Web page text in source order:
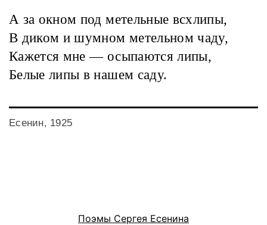
А за окном под метельные всхлипы,
В диком и шумном метельном чаду,
Кажется мне — осыпаются липы,
Белые липы в нашем саду.
Есенин, 1925
Поэмы Сергея Есенина